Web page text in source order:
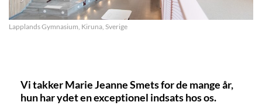
Lapplands Gymnasium, Kiruna, Sverige
Vi takker Marie Jeanne Smets for de mange år,
hun har ydet en exceptionel indsats hos os.